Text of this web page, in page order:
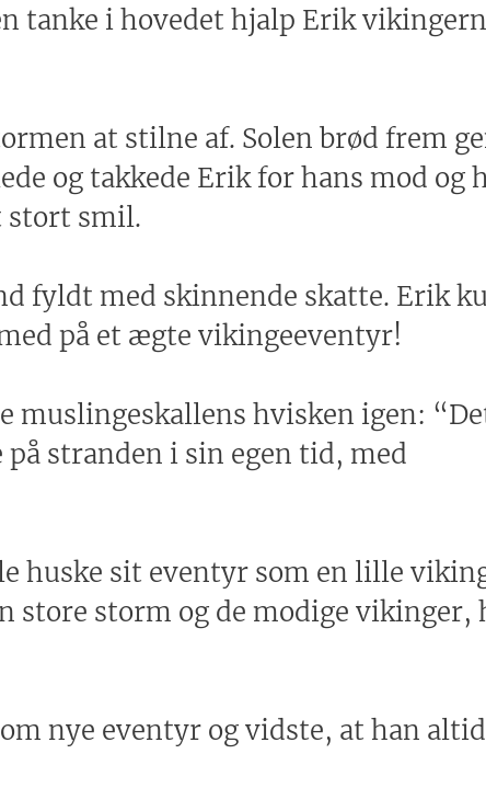
tanke i hovedet hjalp Erik
at stilne af. Solen brød frem
og takkede Erik for hans mod og
stort smil.
fyldt med skinnende skatte. Erik
på et ægte vikingeeventyr!
muslingeskallens hvisken igen:
stranden i sin egen tid, med
huske sit eventyr som en lille
storm og de modige vikinger,
nye eventyr og vidste, at han